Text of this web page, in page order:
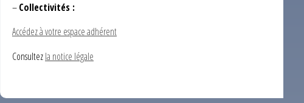
–Collectivités :
Accédez à votre espace adhérent
Consultezla notice légale